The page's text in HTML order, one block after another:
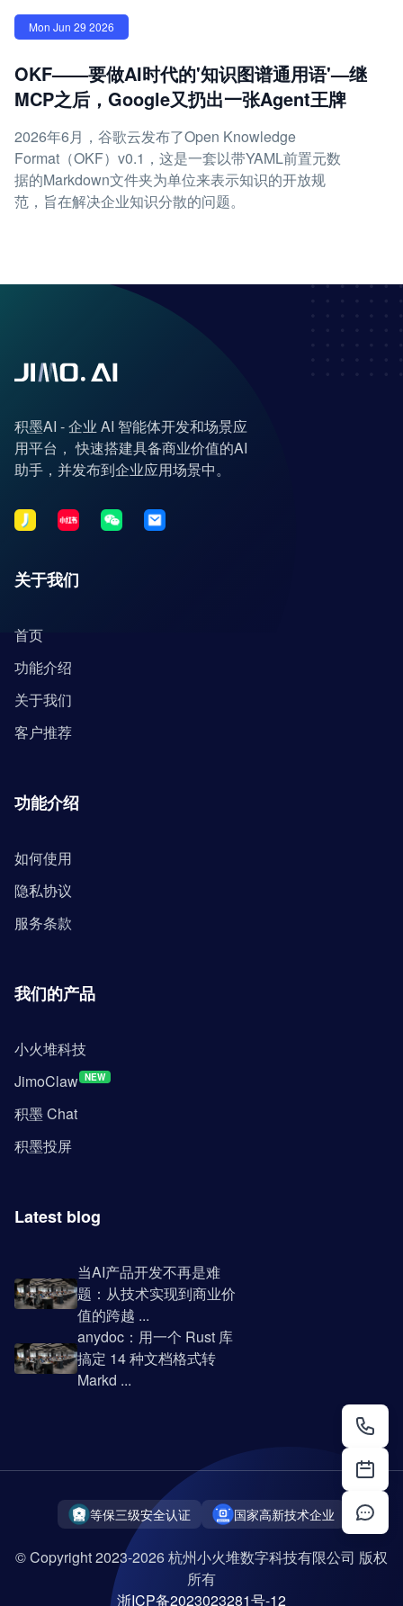
Mon Jun 29 2026
OKF——要做AI时代的'知识图谱通用语'—继
MCP之后，Google又扔出一张Agent王牌
2026年6月，谷歌云发布了Open Knowledge
Format（OKF）v0.1，这是一套以带YAML前置元数
据的Markdown文件夹为单位来表示知识的开放规
范，旨在解决企业知识分散的问题。
积墨AI - 企业 AI 智能体开发和场景应
用平台， 快速搭建具备商业价值的AI
助手，并发布到企业应用场景中。
关于我们
首页
功能介绍
关于我们
客户推荐
功能介绍
如何使用
隐私协议
服务条款
我们的产品
小火堆科技
JimoClaw NEW
积墨 Chat
积墨投屏
Latest blog
当AI产品开发不再是难
题：从技术实现到商业价
值的跨越 ...
anydoc：用一个 Rust 库
搞定 14 种文档格式转
Markd ...
等保三级安全认证 国家高新技术企业
© Copyright 2023-2026 杭州小火堆数字科技有限公司 版权
所有
浙ICP备2023023281号-12